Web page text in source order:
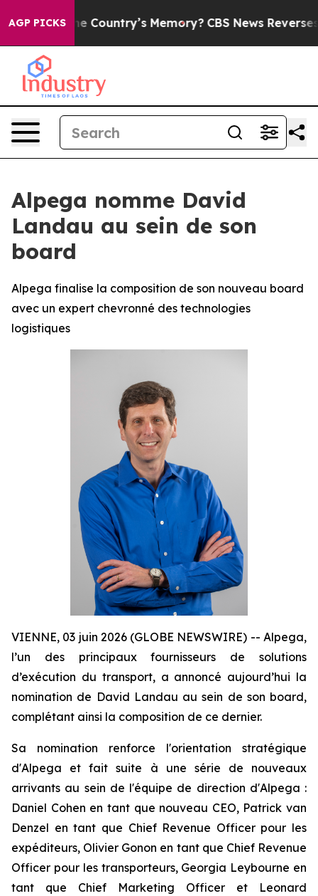
AGP PICKS
the Country’s Memory? CBS News Reverses
Alpega nomme David
Landau au sein de son
board
Alpega finalise la composition de son nouveau board
avec un expert chevronné des technologies
logistiques
VIENNE, 03 juin 2026 (GLOBE NEWSWIRE) -- Alpega,
l’un des principaux fournisseurs de solutions
d’exécution du transport, a annoncé aujourd’hui la
nomination de David Landau au sein de son board,
complétant ainsi la composition de ce dernier.
Sa nomination renforce l'orientation stratégique
d'Alpega et fait suite à une série de nouveaux
arrivants au sein de l'équipe de direction d'Alpega :
Daniel Cohen en tant que nouveau CEO, Patrick van
Denzel en tant que Chief Revenue Officer pour les
expéditeurs, Olivier Gonon en tant que Chief Revenue
Officer pour les transporteurs, Georgia Leybourne en
tant que Chief Marketing Officer et Leonard